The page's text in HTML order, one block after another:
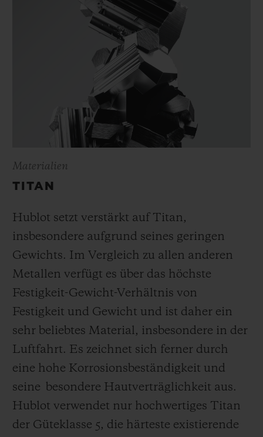
Materialien
TITAN
Hublot setzt verstärkt auf Titan,
insbesondere aufgrund seines geringen
Gewichts. Im Vergleich zu allen anderen
Metallen verfügt es über das höchste
Festigkeit-Gewicht-Verhältnis von
Festigkeit und Gewicht und ist daher ein
sehr beliebtes Material, insbesondere in der
Luftfahrt. Es zeichnet sich ferner durch
eine hohe Korrosionsbeständigkeit und
seine besondere Hautverträglichkeit aus.
Hublot verwendet nur hochwertiges Titan
der Güteklasse 5, die härteste existierende